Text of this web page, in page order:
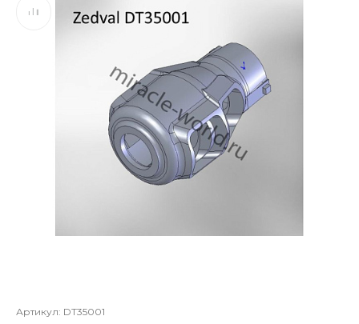
Артикул: DT35001